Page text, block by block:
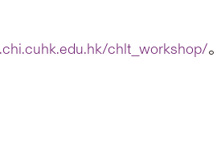
chlt_workshop/。